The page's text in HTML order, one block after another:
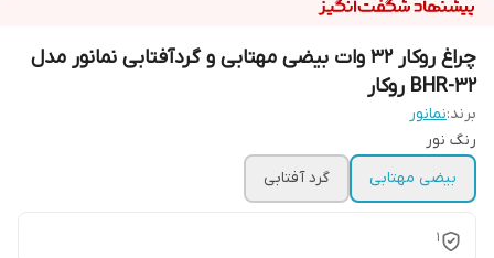
چراغ روکار 32 وات بیضی مهتابی و گردآفتابی نمانور مدل
BHR-32 روکار
برند:نمانور
رنگ نور
بیضی مهتابی
گرد آفتابی
1